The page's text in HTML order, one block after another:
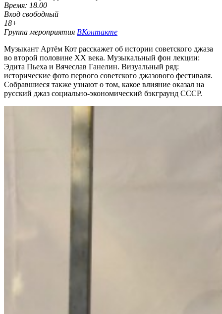
Время: 18.00
Вход свободный
18+
Группа мероприятия ВКонтакте
Музыкант Артём Кот расскажет об истории советского джаза
во второй половине XX века. Музыкальный фон лекции:
Эдита Пьеха и Вячеслав Ганелин. Визуальный ряд:
исторические фото первого советского джазового фестиваля.
Собравшиеся также узнают о том, какое влияние оказал на
русский джаз социально-экономический бэкграунд СССР.